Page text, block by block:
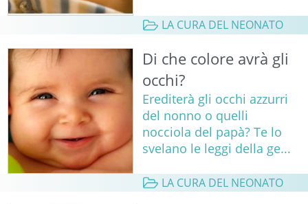
LA CURA DEL NEONATO
Di che colore avrà gli
occhi?
Erediterà gli occhi azzurri
del nonno o quelli
nocciola del papà? Te lo
svelano le leggi della ge...
LA CURA DEL NEONATO